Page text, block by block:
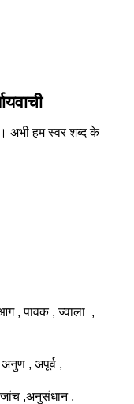
अभी हम स्वर शब्द के
, पावक , ज्वाला ,
, अपूर्व ,
,अनुसंधान ,